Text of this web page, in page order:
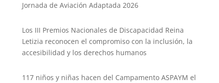
Jornada de Aviación Adaptada 2026
Los III Premios Nacionales de Discapacidad Reina
Letizia reconocen el compromiso con la inclusión, la
accesibilidad y los derechos humanos
117 niños y niñas hacen del Campamento ASPAYM el